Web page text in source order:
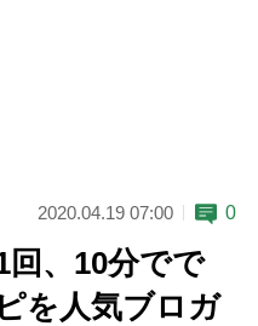
2020.04.19 07:00 0
、10分でで
を人気ブロガ